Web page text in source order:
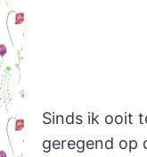
Sinds ik ooit
geregend op